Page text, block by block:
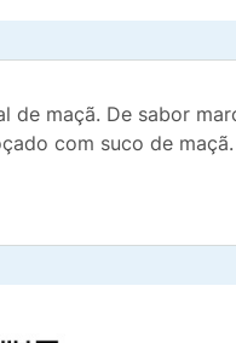
maçã. De sabor
com suco de maçã.